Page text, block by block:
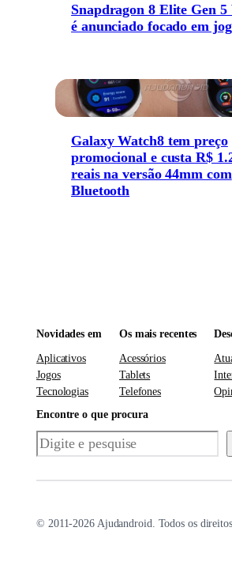
Snapdragon 8 Elite Gen 5
é anunciado focado em
Galaxy Watch8 tem preço
promocional e custa R$
reais na versão 44mm com
Bluetooth
Novidades em
Aplicativos
Jogos
Tecnologias
Os mais recentes
Acessórios
Tablets
Telefones
Encontre o que procura
Pesquisar
© 2011-2026 Ajudandroid. Todos os